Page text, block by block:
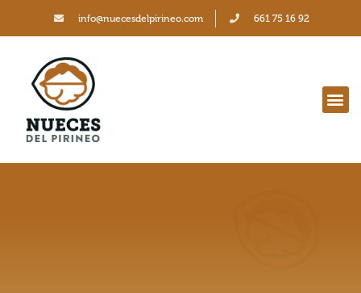
info@nuecesdelpirineo.com 661 75 16 92